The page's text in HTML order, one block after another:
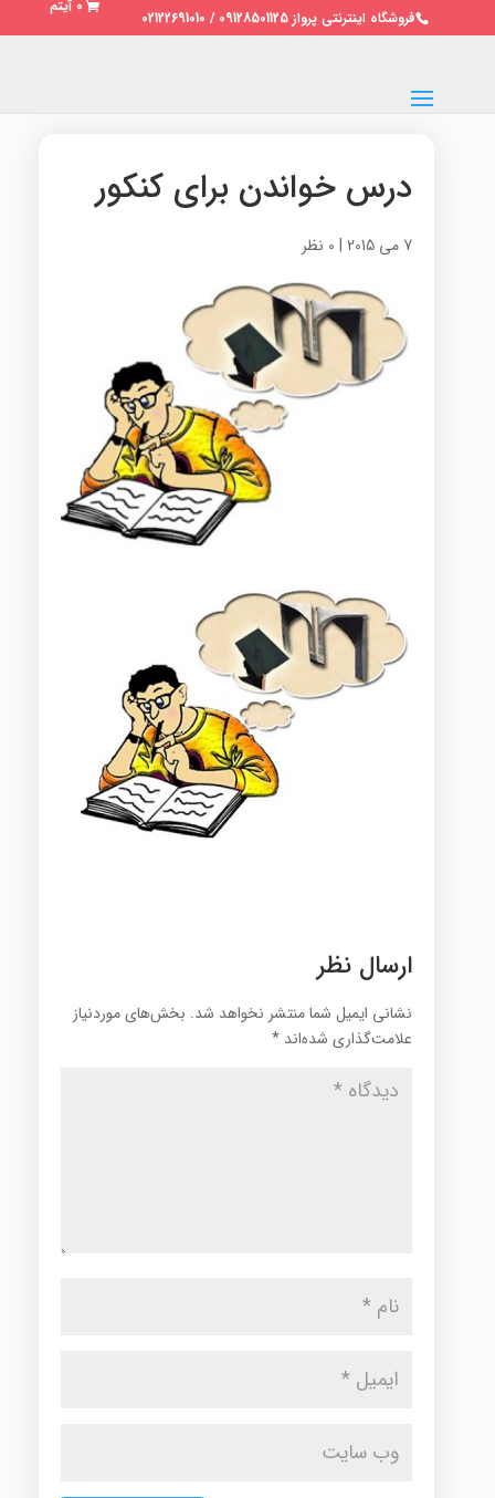
فروشگاه اینترنتی پرواز 09128501125 / 02122691010
0 آیتم
درس خواندن برای کنکور
7 می 2015 | 0 نظر
ارسال نظر
نشانی ایمیل شما منتشر نخواهد شد. بخش‌های موردنیاز
علامت‌گذاری شده‌اند *